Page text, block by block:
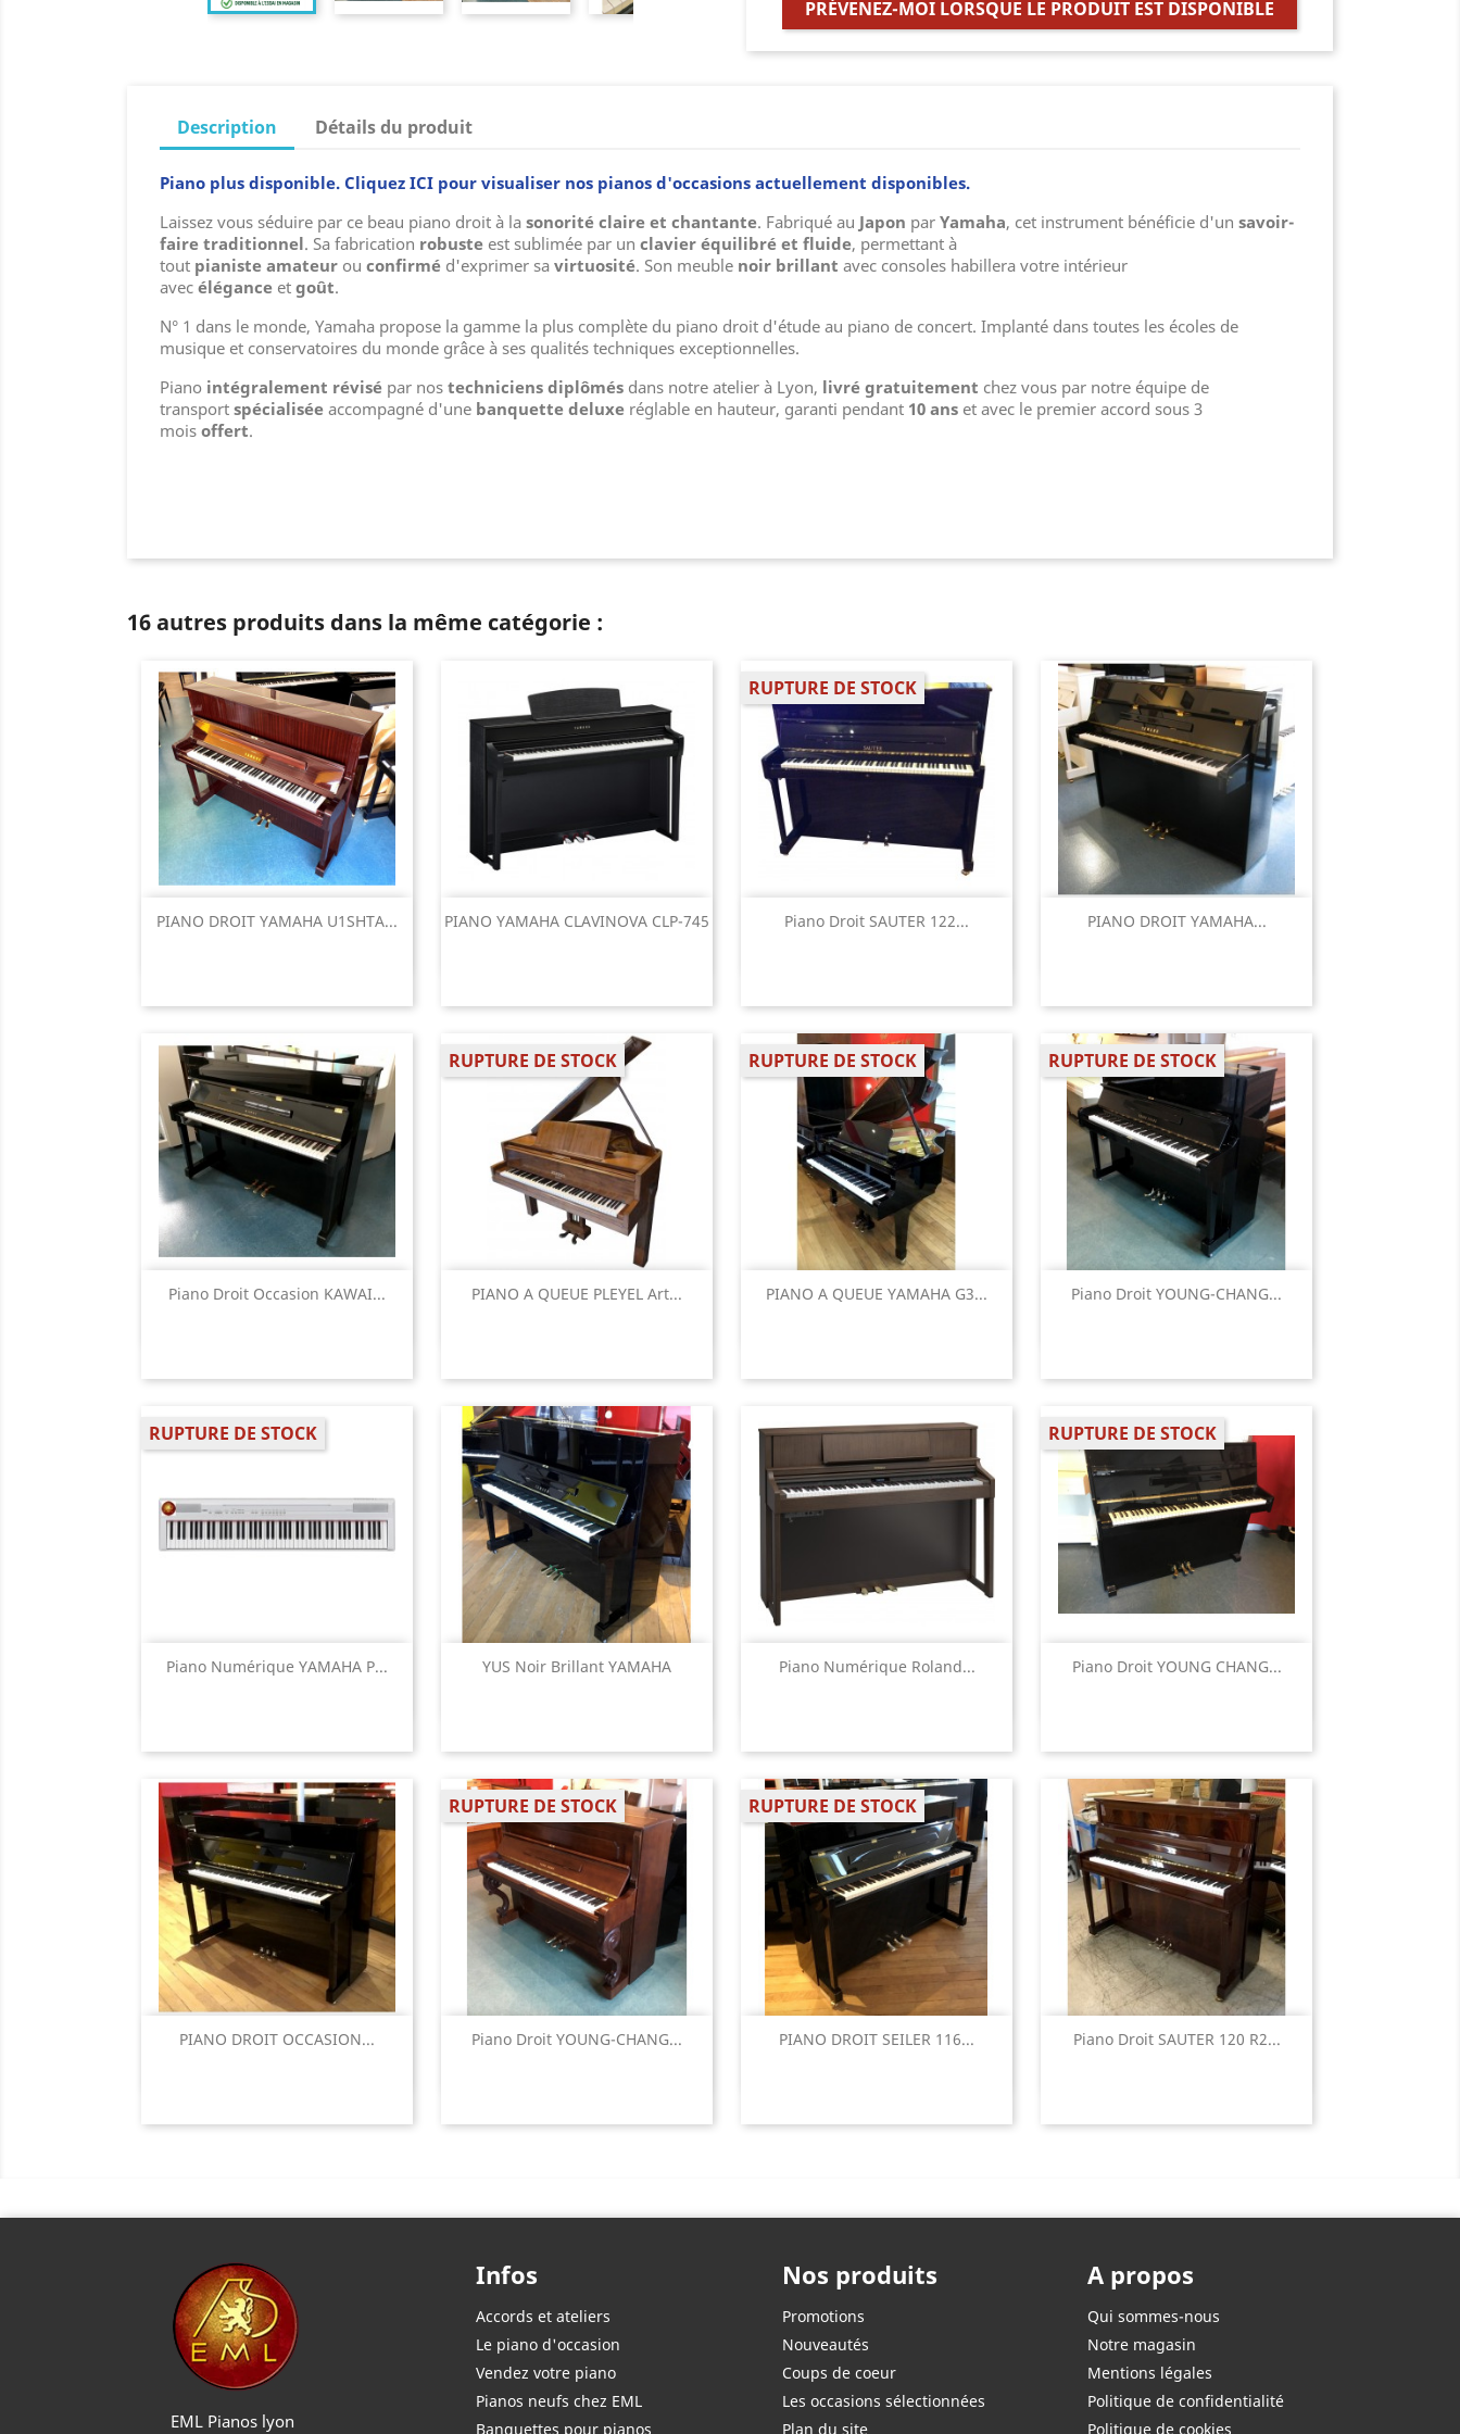
PRÉVENEZ-MOI LORSQUE LE PRODUIT EST DISPONIBLE
Description Détails du produit
Piano plus disponible. Cliquez ICI pour visualiser nos pianos d'occasions actuellement disponibles.
Laissez vous séduire par ce beau piano droit à la sonorité claire et chantante. Fabriqué au Japon par Yamaha, cet instrument bénéficie d'un savoir-
faire traditionnel. Sa fabrication robuste est sublimée par un clavier équilibré et fluide, permettant à
tout pianiste amateur ou confirmé d'exprimer sa virtuosité. Son meuble noir brillant avec consoles habillera votre intérieur
avec élégance et goût.
N° 1 dans le monde, Yamaha propose la gamme la plus complète du piano droit d'étude au piano de concert. Implanté dans toutes les écoles de
musique et conservatoires du monde grâce à ses qualités techniques exceptionnelles.
Piano intégralement révisé par nos techniciens diplômés dans notre atelier à Lyon, livré gratuitement chez vous par notre équipe de
transport spécialisée accompagné d'une banquette deluxe réglable en hauteur, garanti pendant 10 ans et avec le premier accord sous 3
mois offert.
16 autres produits dans la même catégorie :
PIANO DROIT YAMAHA U1SHTA...
Aperçu rapide PIANO YAMAHA CLAVINOVA CLP-745
Aperçu rapide Piano Droit SAUTER 122...
RUPTURE DE STOCK
 Aperçu rapide PIANO DROIT YAMAHA...
Aperçu rapide
Piano Droit Occasion KAWAI...
Aperçu rapide PIANO A QUEUE PLEYEL Art...
RUPTURE DE STOCK
Aperçu rapide PIANO A QUEUE YAMAHA G3...
RUPTURE DE STOCK
 Aperçu rapide Piano Droit YOUNG-CHANG...
RUPTURE DE STOCK
Aperçu rapide
Piano Numérique YAMAHA P...
RUPTURE DE STOCK
Aperçu rapide YUS Noir Brillant YAMAHA
Aperçu rapide Piano Numérique Roland...
Aperçu rapide Piano Droit YOUNG CHANG...
RUPTURE DE STOCK
Aperçu rapide
PIANO DROIT OCCASION...
 Aperçu rapide Piano Droit YOUNG-CHANG...
RUPTURE DE STOCK
Aperçu rapide PIANO DROIT SEILER 116...
RUPTURE DE STOCK
 Aperçu rapide Piano Droit SAUTER 120 R2...
Aperçu rapide
EML Pianos lyon
Infos
Accords et ateliers
Le piano d'occasion
Vendez votre piano
Pianos neufs chez EML
Banquettes pour pianos
Nos produits
Promotions
Nouveautés
Coups de coeur
Les occasions sélectionnées
Plan du site
A propos
Qui sommes-nous
Notre magasin
Mentions légales
Politique de confidentialité
Politique de cookies